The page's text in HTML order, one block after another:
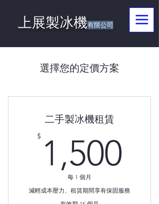
上展製冰機有限公司
選擇您的定價方案
二手製冰機租賃
$ 1,500
每 1 個月
減輕成本壓力、租賃期間享有保固服務